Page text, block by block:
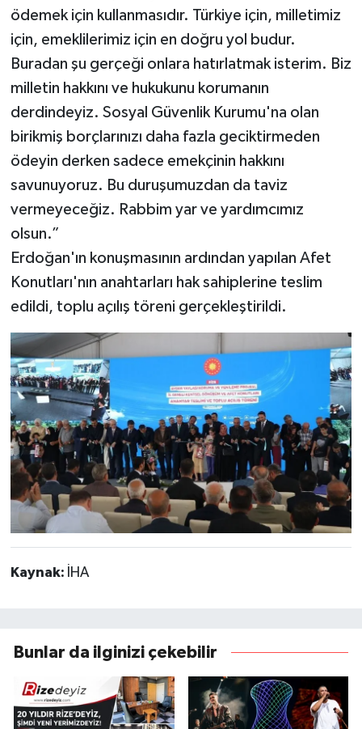
ödemek için kullanmasıdır. Türkiye için, milletimiz
için, emeklilerimiz için en doğru yol budur.
Buradan şu gerçeği onlara hatırlatmak isterim. Biz
milletin hakkını ve hukukunu korumanın
derdindeyiz. Sosyal Güvenlik Kurumu'na olan
birikmiş borçlarınızı daha fazla geciktirmeden
ödeyin derken sadece emekçinin hakkını
savunuyoruz. Bu duruşumuzdan da taviz
vermeyeceğiz. Rabbim yar ve yardımcımız
olsun.”
Erdoğan'ın konuşmasının ardından yapılan Afet
Konutları'nın anahtarları hak sahiplerine teslim
edildi, toplu açılış töreni gerçekleştirildi.
Kaynak: İHA
Bunlar da ilginizi çekebilir